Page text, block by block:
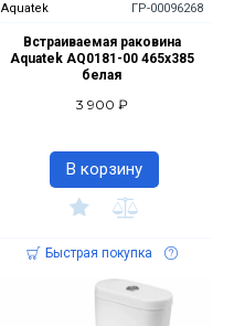
Aquatek ГР-00096268
Встраиваемая раковина
Aquatek AQ0181-00 465х385
белая
3 900 ₽
В корзину
Быстрая покупка